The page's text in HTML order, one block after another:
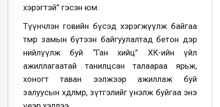
хэрэгтэй” гэсэн юм.
Түүнчлэн говийн бүсэд хэрэгжүүлж байгаа
төмөр замын бүтээн байгуулалтад бетон дэр
нийлүүлж буй “Ган хийц” ХК-ийн үйл
ажиллагаатай танилцсан талаараа ярьж,
хоногт таван ээлжээр ажиллаж буй
залуусын хөдөлмөр, зүтгэлийг үнэлж буйгаа энэ